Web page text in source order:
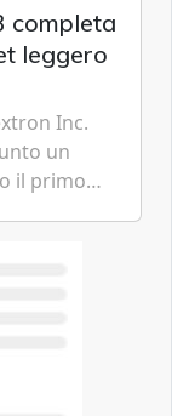
leggero
Inc.
un
il primo